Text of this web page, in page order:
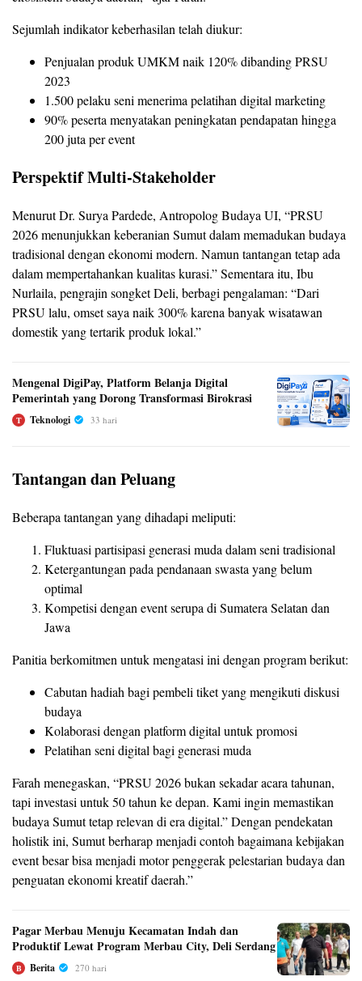
Sejumlah indikator keberhasilan telah diukur:
Penjualan produk UMKM naik 120% dibanding PRSU
2023
1.500 pelaku seni menerima pelatihan digital marketing
90% peserta menyatakan peningkatan pendapatan hingga
200 juta per event
Perspektif Multi-Stakeholder
Menurut Dr. Surya Pardede, Antropolog Budaya UI, “PRSU
2026 menunjukkan keberanian Sumut dalam memadukan budaya
tradisional dengan ekonomi modern. Namun tantangan tetap ada
dalam mempertahankan kualitas kurasi.” Sementara itu, Ibu
Nurlaila, pengrajin songket Deli, berbagi pengalaman: “Dari
PRSU lalu, omset saya naik 300% karena banyak wisatawan
domestik yang tertarik produk lokal.”
Mengenal DigiPay, Platform Belanja Digital
Pemerintah yang Dorong Transformasi Birokrasi
T Teknologi 33 hari
Tantangan dan Peluang
Beberapa tantangan yang dihadapi meliputi:
Fluktuasi partisipasi generasi muda dalam seni tradisional
Ketergantungan pada pendanaan swasta yang belum
optimal
Kompetisi dengan event serupa di Sumatera Selatan dan
Jawa
Panitia berkomitmen untuk mengatasi ini dengan program berikut:
Cabutan hadiah bagi pembeli tiket yang mengikuti diskusi
budaya
Kolaborasi dengan platform digital untuk promosi
Pelatihan seni digital bagi generasi muda
Farah menegaskan, “PRSU 2026 bukan sekadar acara tahunan,
tapi investasi untuk 50 tahun ke depan. Kami ingin memastikan
budaya Sumut tetap relevan di era digital.” Dengan pendekatan
holistik ini, Sumut berharap menjadi contoh bagaimana kebijakan
event besar bisa menjadi motor penggerak pelestarian budaya dan
penguatan ekonomi kreatif daerah.”
Pagar Merbau Menuju Kecamatan Indah dan
Produktif Lewat Program Merbau City, Deli Serdang
B Berita 270 hari